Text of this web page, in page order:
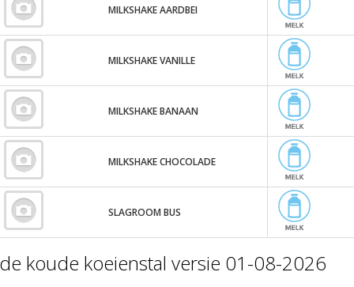
MILKSHAKE AARDBEI
MILKSHAKE VANILLE
MILKSHAKE BANAAN
MILKSHAKE CHOCOLADE
SLAGROOM BUS
de koude koeienstal versie 01-08-2026